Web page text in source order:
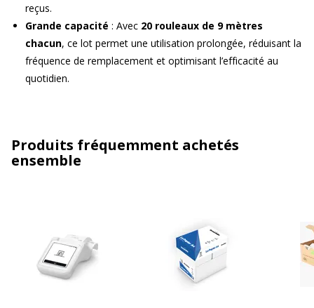
reçus.
Grande capacité : Avec 20 rouleaux de 9 mètres
chacun, ce lot permet une utilisation prolongée, réduisant la
fréquence de remplacement et optimisant l’efficacité au
quotidien.
Produits fréquemment achetés
ensemble